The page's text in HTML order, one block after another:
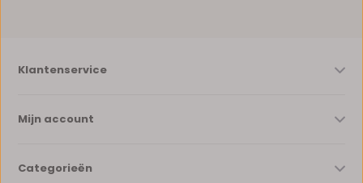
Klantenservice
Mijn account
Categorieën